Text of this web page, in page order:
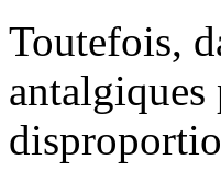
Toutefois,
antalgiques